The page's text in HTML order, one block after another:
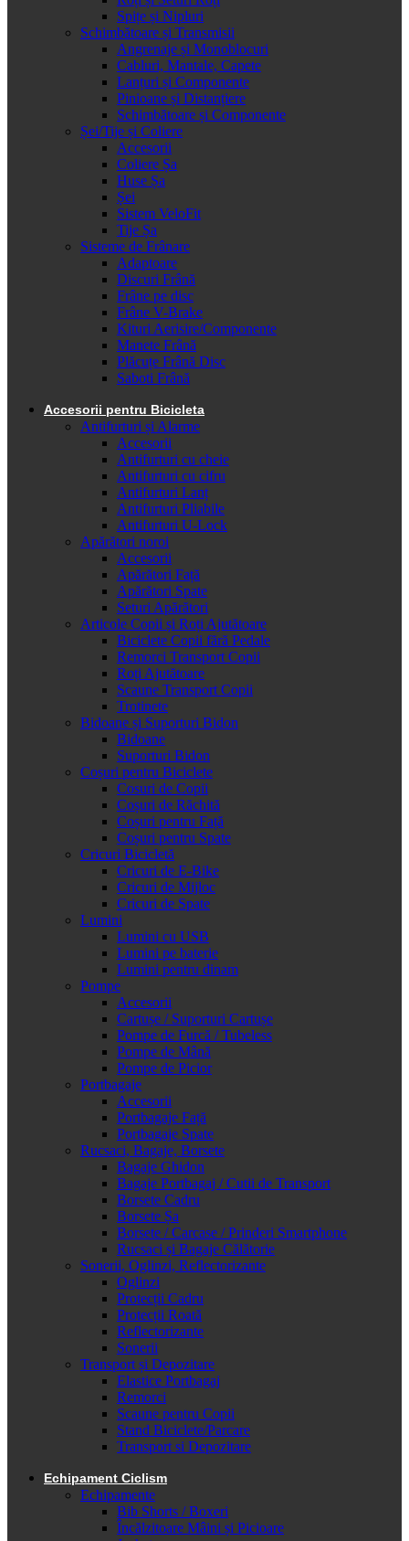
Spițe și Nipluri
Schimbătoare și Transmisii
Angrenaje și Monoblocuri
Cabluri, Mantale, Capete
Lanțuri și Componente
Pinioane și Distanțiere
Schimbătoare și Componente
Șei/Tije și Coliere
Accesorii
Coliere Șa
Huse Șa
Șei
Sistem VeloFit
Tije Șa
Sisteme de Frânare
Adaptoare
Discuri Frână
Frâne pe disc
Frâne V-Brake
Kituri Aerisire/Componente
Manete Frână
Plăcuțe Frână Disc
Saboti Frână
Accesorii pentru Bicicleta
Antifurturi și Alarme
Accesorii
Antifurturi cu cheie
Antifurturi cu cifru
Antifurturi Lanț
Antifurturi Pliabile
Antifurturi U-Lock
Apărători noroi
Accesorii
Apărători Față
Apărători Spate
Seturi Apărători
Articole Copii și Roți Ajutătoare
Biciclete Copii fără Pedale
Remorci Transport Copii
Roți Ajutătoare
Scaune Transport Copii
Trotinete
Bidoane și Suporturi Bidon
Bidoane
Suporturi Bidon
Coșuri pentru Biciclete
Cosuri de Copii
Coșuri de Răchită
Coșuri pentru Față
Coșuri pentru Spate
Cricuri Bicicletă
Cricuri de E-Bike
Cricuri de Mijloc
Cricuri de Spate
Lumini
Lumini cu USB
Lumini pe baterie
Lumini pentru dinam
Pompe
Accesorii
Cartușe / Suporturi Cartușe
Pompe de Furcă / Tubeless
Pompe de Mână
Pompe de Picior
Portbagaje
Accesorii
Portbagaje Față
Portbagaje Spate
Rucsaci, Bagaje, Borsete
Bagaje Ghidon
Bagaje Portbagaj / Cutii de Transport
Borsete Cadru
Borsete Șa
Borsete / Carcase / Prinderi Smartphone
Rucsaci și Bagaje Călătorie
Sonerii, Oglinzi, Reflectorizante
Oglinzi
Protecții Cadru
Protecții Roată
Reflectorizante
Sonerii
Transport și Depozitare
Elastice Portbagaj
Remorci
Scaune pentru Copii
Stand Biciclete/Parcare
Transport si Depozitare
Echipament Ciclism
Echipamente
Bib Shorts / Boxeri
Încălzitoare Mâini și Picioare